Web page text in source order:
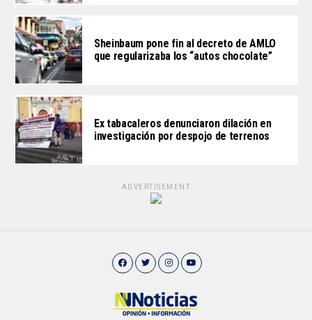
Sheinbaum pone fin al decreto de AMLO
que regularizaba los “autos chocolate”
Ex tabacaleros denunciaron dilación en
investigación por despojo de terrenos
ADVERTISEMENT